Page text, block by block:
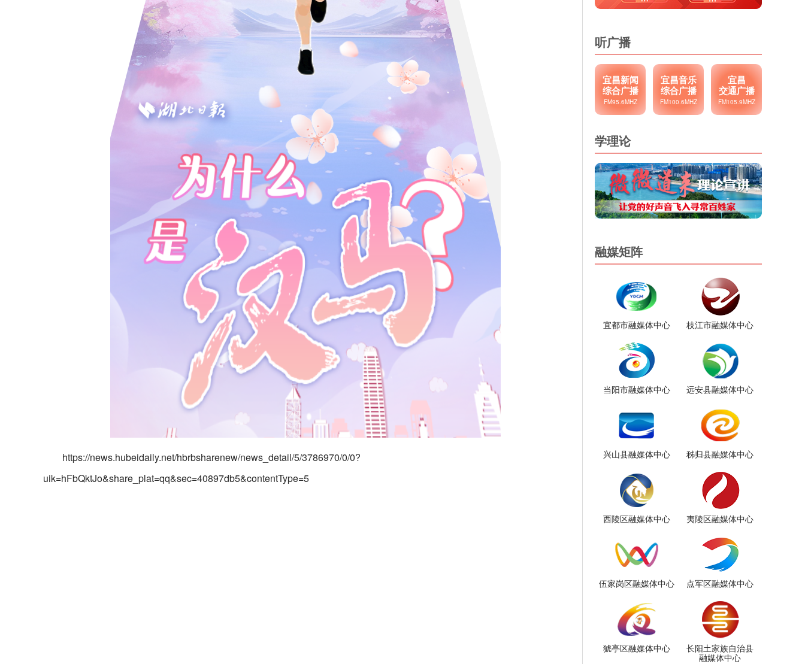
https://news.hubeidaily.net/hbrbsharenew/news_detail/5/3786970/0/0?
uik=hFbQktJo&share_plat=qq&sec=40897db5&contentType=5
听广播
宜昌新闻
综合广播
FM95.6MHZ
宜昌音乐
综合广播
FM100.6MHZ
宜昌
交通广播
FM105.9MHZ
学理论
融媒矩阵
宜都市融媒体中心 枝江市融媒体中心
当阳市融媒体中心 远安县融媒体中心
兴山县融媒体中心 秭归县融媒体中心
西陵区融媒体中心 夷陵区融媒体中心
伍家岗区融媒体中心 点军区融媒体中心
猇亭区融媒体中心
长阳土家族自治县
融媒体中心